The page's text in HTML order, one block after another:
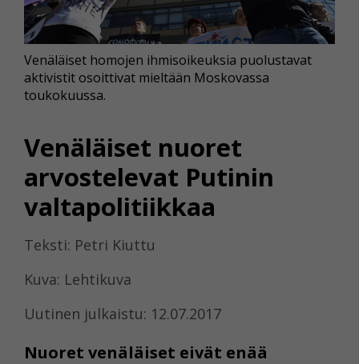
Venäläiset nuoret
arvostelevat Putinin
valtapolitiikkaa
Teksti: Petri Kiuttu
Kuva: Lehtikuva
Uutinen julkaistu: 12.07.2017
Nuoret venäläiset eivät enää
Venäläiset homojen ihmisoikeuksia puolustavat
aktivistit osoittivat mieltään Moskovassa
toukokuussa.